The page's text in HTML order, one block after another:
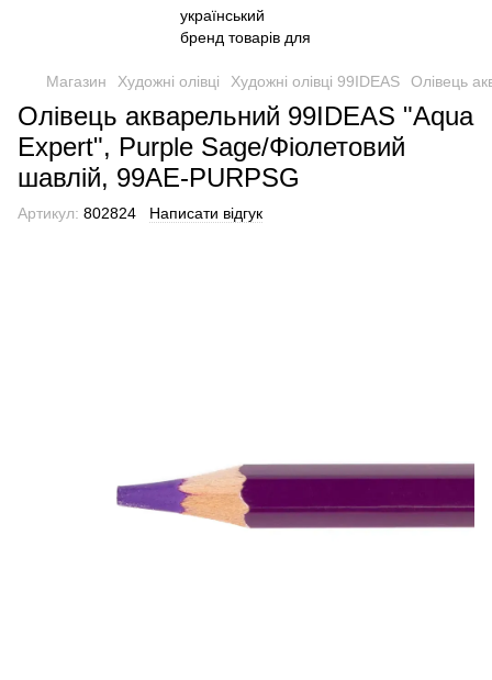
Магазин Художні олівці Художні олівці 99IDEAS Олівець
Олівець акварельний 99IDEAS "Aqua
Expert", Purple Sage/Фіолетовий
шавлій, 99AE-PURPSG
Артикул: 802824 Написати відгук